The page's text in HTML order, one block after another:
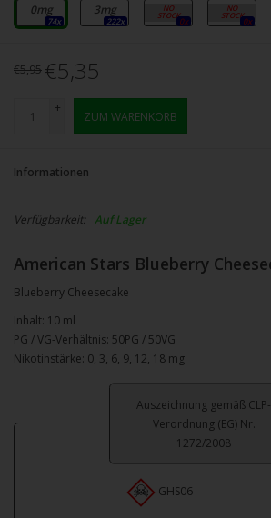
0mg
74x
3mg
222x
6mg
0x
9mg
0x
€5,95 €5,35
+
-
ZUM WARENKORB
Informationen
Verfügbarkeit: Auf Lager
American Stars Blueberry
Blueberry Cheesecake
Inhalt: 10 ml
PG / VG-Verhältnis: 50PG / 50VG
Nikotinstärke: 0, 3, 6, 9, 12, 18 mg
Auszeichnung gemäß CLP-
Verordnung (EG) Nr.
1272/2008
GHS06